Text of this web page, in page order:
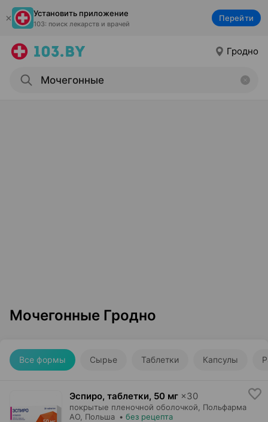
Установить приложение
103: поиск лекарств и врачей
Перейти
Гродно
Мочегонные Гродно
Все формы Сырье Таблетки Капсулы
Эспиро, таблетки, 50 мг ×30
покрытые пленочной оболочкой,
Польфарма
AO , Польша • без рецепта